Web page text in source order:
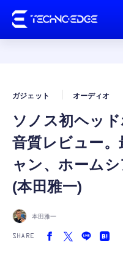
ガ
カ
ソノス初ヘッ
音質レビュー
ャン、ホーム
(本田雅一)
ガジェット オーディオ
本田雅一
SHARE